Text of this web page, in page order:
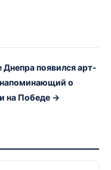
Днепра появился арт-
о
на Победе →